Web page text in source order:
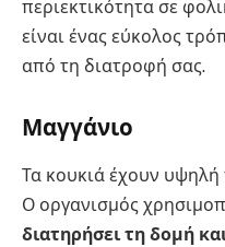
περιεκτικότητα σε
είναι ένας εύκολος
από τη διατροφή σας.
Μαγγάνιο
Τα κουκιά έχουν υψηλή
Ο οργανισμός
διατηρήσει τη δομή